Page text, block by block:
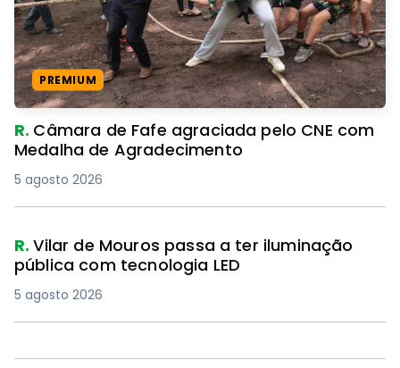
PREMIUM
R. Câmara de Fafe agraciada pelo CNE com
Medalha de Agradecimento
5 agosto 2026
R.Vilar de Mouros passa a ter iluminação
pública com tecnologia LED
5 agosto 2026